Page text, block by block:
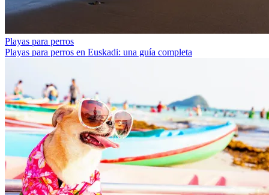
Playas para perros
Playas para perros en Euskadi: una guía completa